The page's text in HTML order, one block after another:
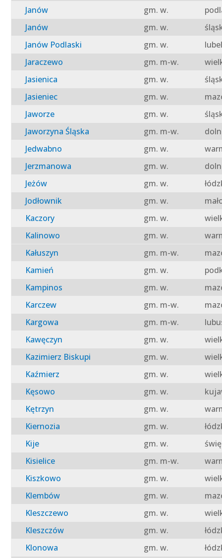
Janów gm. w.
Janów
gm. w.
Janów Podlaski
gm. w.
Jaraczewo
gm. m-w.
Jasienica
gm. w.
Jasieniec
gm. w.
Jaworze
gm. w.
Jaworzyna Śląska
gm. m-w.
Jedwabno
gm. w.
Jerzmanowa
gm. w.
Jeżów
gm. w.
Jodłownik
gm. w.
Kaczory
gm. w.
Kalinowo
gm. w.
Kałuszyn
gm. m-w.
Kamień
gm. w.
Kampinos
gm. w.
Karczew
gm. m-w.
Kargowa
gm. m-w.
Kawęczyn
gm. w.
Kazimierz Biskupi
gm. w.
Kaźmierz
gm. w.
Kęsowo
gm. w.
Kętrzyn
gm. w.
Kiernozia
gm. w.
Kije
gm. w.
Kisielice
gm. m-w.
Kiszkowo
gm. w.
Klembów
gm. w.
Kleszczewo
gm. w.
Kleszczów
gm. w.
Klonowa
gm. w.